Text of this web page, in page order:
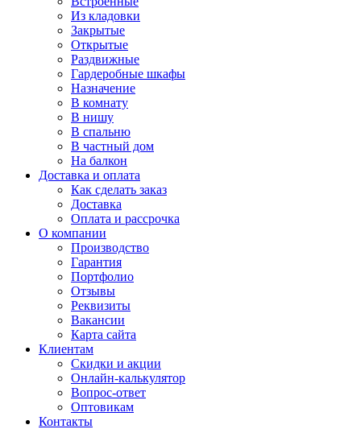
Из кладовки
Закрытые
Открытые
Раздвижные
Гардеробные шкафы
Назначение
В комнату
В нишу
В спальню
В частный дом
На балкон
Доставка и оплата
Как сделать заказ
Доставка
Оплата и рассрочка
О компании
Производство
Гарантия
Портфолио
Отзывы
Реквизиты
Вакансии
Карта сайта
Клиентам
Скидки и акции
Онлайн-калькулятор
Вопрос-ответ
Оптовикам
Контакты